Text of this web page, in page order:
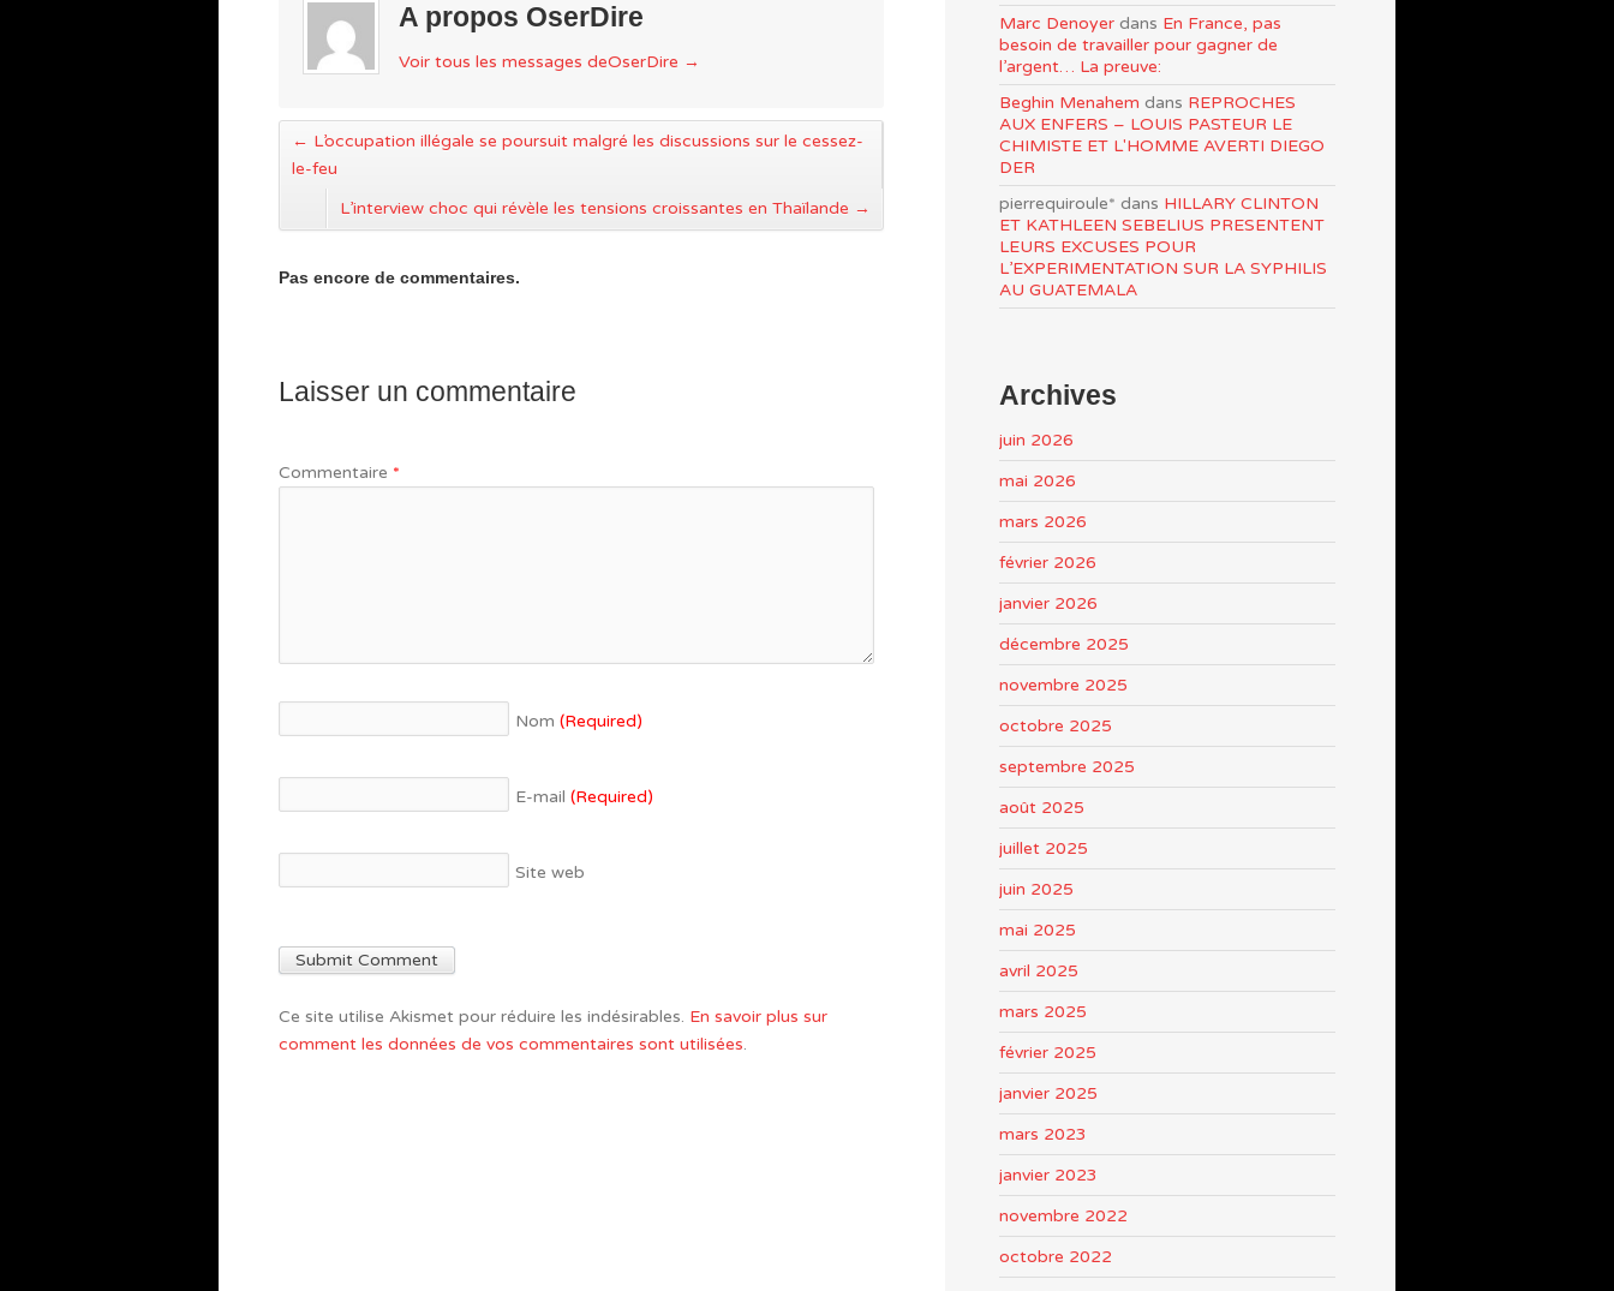
A propos OserDire
Voir tous les messages deOserDire →
← L’occupation illégale se poursuit malgré les discussions sur le cessez-
le-feu
L’interview choc qui révèle les tensions croissantes en Thaïlande →
Pas encore de commentaires.
Laisser un commentaire
Commentaire *
Nom (Required)
E-mail (Required)
Site web
Ce site utilise Akismet pour réduire les indésirables. En savoir plus sur
comment les données de vos commentaires sont utilisées.
Marc Denoyer dans En France, pas
besoin de travailler pour gagner de
l’argent… La preuve:
Beghin Menahem dans REPROCHES
AUX ENFERS – LOUIS PASTEUR LE
CHIMISTE ET L'HOMME AVERTI DIEGO
DER
pierrequiroule* dans HILLARY CLINTON
ET KATHLEEN SEBELIUS PRESENTENT
LEURS EXCUSES POUR
L’EXPERIMENTATION SUR LA SYPHILIS
AU GUATEMALA
Archives
juin 2026
mai 2026
mars 2026
février 2026
janvier 2026
décembre 2025
novembre 2025
octobre 2025
septembre 2025
août 2025
juillet 2025
juin 2025
mai 2025
avril 2025
mars 2025
février 2025
janvier 2025
mars 2023
janvier 2023
novembre 2022
octobre 2022